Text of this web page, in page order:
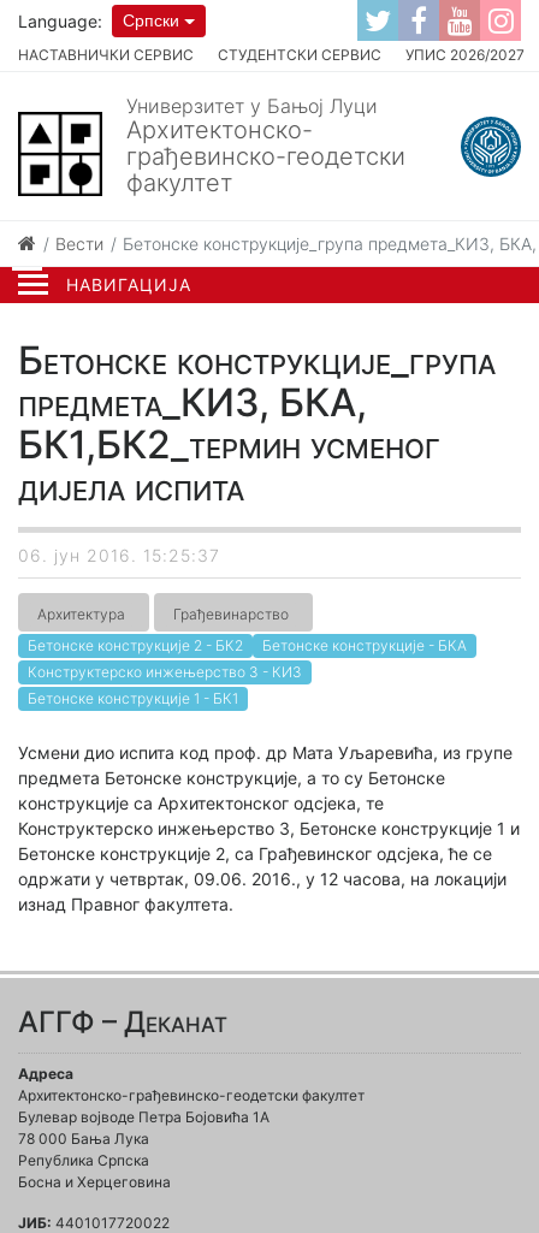
НАВИГАЦИЈА
НАСТАВНИЧКИ СЕРВИС СТУДЕНТСКИ СЕРВИС УПИС 2026/2027
Language: Српски
Универзитет у Бањој Луци
Архитектонско-
грађевинско-геодетски
факултет
Вести Бетонске конструкције_група предмета_КИ3,
Бетонске конструкције_група
предмета_КИ3, БКА,
БК1,БК2_термин усменог
дијела испита
06. јун 2016. 15:25:37
Архитектура
Грађевинарство
Бетонске конструкције 2 - БК2
Бетонске конструкције - БКА
Конструктерско инжењерство 3 - КИ3
Бетонске конструкције 1 - БК1
Усмени дио испита код проф. др Мата Уљаревића, из групе
предмета Бетонске конструкције, а то су Бетонске
конструкције са Архитектонског одсјека, те
Конструктерско инжењерство 3, Бетонске конструкције 1 и
Бетонске конструкције 2, са Грађевинског одсјека, ће се
одржати у четвртак, 09.06. 2016., у 12 часова, на локацији
изнад Правног факултета.
АГГФ – Деканат
Адреса
Архитектонско-грађевинско-геодетски факултет
Булевар војводе Петра Бојовића 1A
78 000 Бања Лука
Република Српска
Босна и Херцеговина
ЈИБ: 4401017720022